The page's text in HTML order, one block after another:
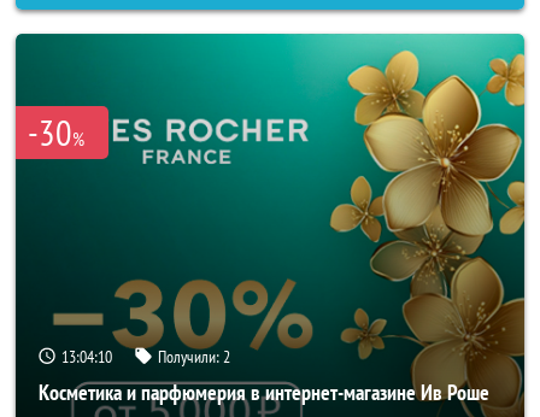
-30%
13:04:10 Получили:2
Косметика и парфюмерия в интернет-магазине Ив Роше